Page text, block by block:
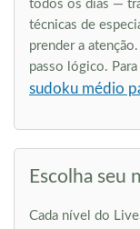
todos os dias —
técnicas de
prender a
passo lógico.
sudoku médio
Escolha seu
Cada nível do